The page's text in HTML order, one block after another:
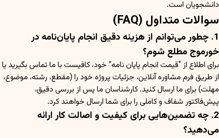
دانشجویان است.
سوالات متداول (FAQ)
1. چطور می‌توانم از هزینه دقیق انجام پایان‌نامه در
خورموج مطلع شوم؟
برای اطلاع از “قیمت انجام پایان نامه” خود، کافیست با ما تماس بگیرید یا
از طریق فرم مشاوره آنلاین، جزئیات پروژه خود را (مقطع، رشته، موضوع،
مهلت) برای ما ارسال کنید. کارشناسان ما پس از بررسی دقیق،
پیش‌فاکتور شفاف و کاملی را برای شما ارسال خواهند کرد.
2. چه تضمین‌هایی برای کیفیت و اصالت کار ارائه
می‌دهید؟